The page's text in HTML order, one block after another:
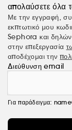
απολαύσετε όλα
Με την εγγραφή,
εκπτωτικό μου
Sephora και
στην επεξεργασία
αποδέχομαι την
Διεύθυνση email
Για παράδειγμα: